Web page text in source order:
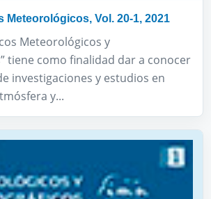
Meteorológicos, Vol. 20-1, 2021
Meteorológicos y
tiene como finalidad dar a conocer
investigaciones y estudios en
y...